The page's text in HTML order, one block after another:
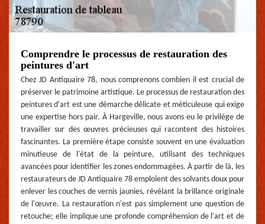
Comprendre le processus de restauration des
peintures d'art
Chez JD Antiquaire 78, nous comprenons combien il est crucial de
préserver le patrimoine artistique. Le processus de restauration des
peintures d'art est une démarche délicate et méticuleuse qui exige
une expertise hors pair. À Hargeville, nous avons eu le privilège de
travailler sur des œuvres précieuses qui racontent des histoires
fascinantes. La première étape consiste souvent en une évaluation
minutieuse de l'état de la peinture, utilisant des techniques
avancées pour identifier les zones endommagées. À partir de là, les
restaurateurs de JD Antiquaire 78 emploient des solvants doux pour
enlever les couches de vernis jaunies, révélant la brillance originale
de l'œuvre. La restauration n'est pas simplement une question de
retouche; elle implique une profonde compréhension de l'art et de